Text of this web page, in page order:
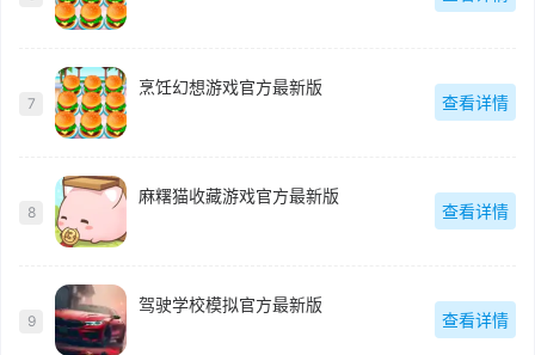
7
烹饪幻想游戏官方最新版
查看详情
8
麻糬猫收藏游戏官方最新版
查看详情
9
驾驶学校模拟官方最新版
查看详情